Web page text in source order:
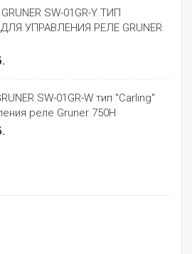
SW-01GR-Y ТИП
ДЛЯ УПРАВЛЕНИЯ РЕЛЕ GRUNER
SW-01GR-W тип "Carling"
реле Gruner 750H